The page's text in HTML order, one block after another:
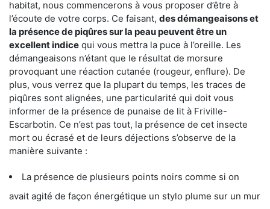
habitat, nous commencerons à vous proposer d’être à
l’écoute de votre corps. Ce faisant, des démangeaisons et
la présence de piqûres sur la peau peuvent être un
excellent indice qui vous mettra la puce à l’oreille. Les
démangeaisons n’étant que le résultat de morsure
provoquant une réaction cutanée (rougeur, enflure). De
plus, vous verrez que la plupart du temps, les traces de
piqûres sont alignées, une particularité qui doit vous
informer de la présence de punaise de lit à Friville-
Escarbotin. Ce n’est pas tout, la présence de cet insecte
mort ou écrasé et de leurs déjections s’observe de la
manière suivante :
La présence de plusieurs points noirs comme si on
avait agité de façon énergétique un stylo plume sur un mur